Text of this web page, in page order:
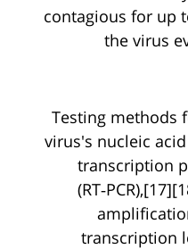
contagious for up
the virus
Testing methods
virus's nucleic
transcription
transcription